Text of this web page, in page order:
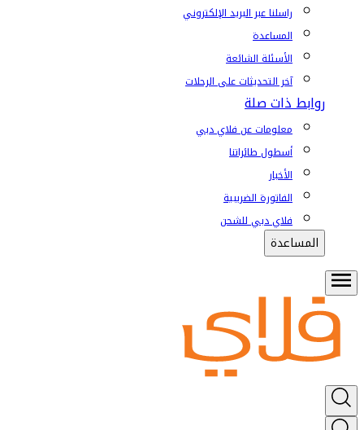
راسلنا عبر البريد الإلكتروني
المساعدة
الأسئلة الشائعة
آخر التحديثات على الرحلات
روابط ذات صلة
معلومات عن فلاي دبي
أسطول طائراتنا
الأخبار
الفاتورة الضريبية
فلاي دبي للشحن
المساعدة